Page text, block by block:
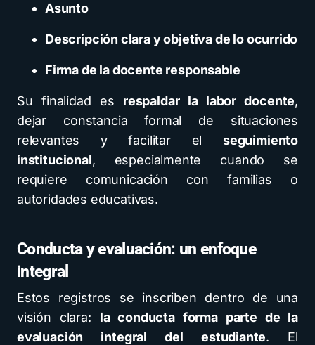
Asunto
Descripción clara y objetiva de lo ocurrido
Firma de la docente responsable
Su finalidad es respaldar la labor docente,
dejar constancia formal de situaciones
relevantes y facilitar el seguimiento
institucional, especialmente cuando se
requiere comunicación con familias o
autoridades educativas.
Conducta y evaluación: un enfoque
integral
Estos registros se inscriben dentro de una
visión clara: la conducta forma parte de la
evaluación integral del estudiante. El